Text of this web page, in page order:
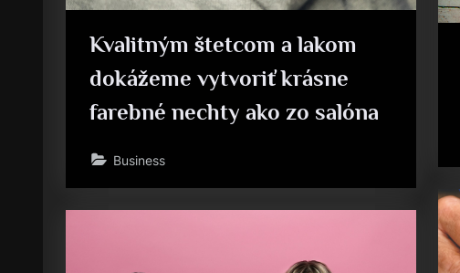
Kvalitným štetcom a lakom
dokážeme vytvoriť krásne
farebné nechty ako zo salóna
Business